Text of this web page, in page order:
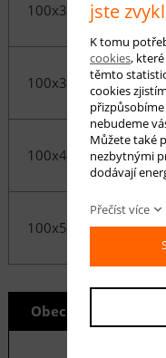
100x300 cm
100x350 cm
100x400 cm
100x500 cm
Obecné info
jste
K tomu
cookies,
těmto
cookies
nebudeme
Můžete také
nezbytnými
dodávají
Přečíst více